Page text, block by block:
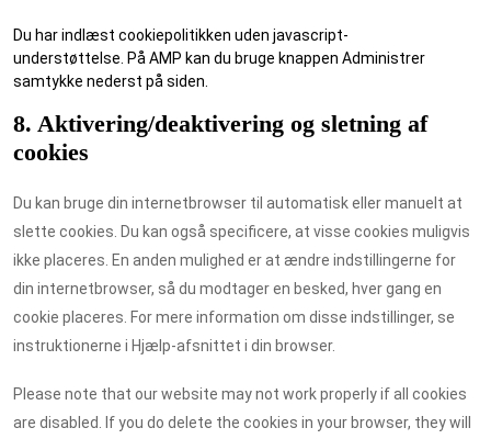
Du har indlæst cookiepolitikken uden javascript-
understøttelse. På AMP kan du bruge knappen Administrer
samtykke nederst på siden.
8. Aktivering/deaktivering og sletning af
cookies
Du kan bruge din internetbrowser til automatisk eller manuelt at
slette cookies. Du kan også specificere, at visse cookies muligvis
ikke placeres. En anden mulighed er at ændre indstillingerne for
din internetbrowser, så du modtager en besked, hver gang en
cookie placeres. For mere information om disse indstillinger, se
instruktionerne i Hjælp-afsnittet i din browser.
Please note that our website may not work properly if all cookies
are disabled. If you do delete the cookies in your browser, they will